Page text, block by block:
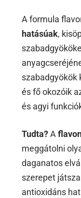
A formula
hatásúak,
szabadgyökök
és fő okozóik
és agyi
Tudta?A
meggátolni
daganatos
szerepet
antioxidáns